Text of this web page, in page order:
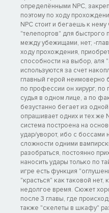
определёнными NPC,
поэтому по ходу
NPC стоит и бегаешь к
"телепортов" для
между убежищами, нет; -
ходу прохождения,
способности на выбор, аля
используются за счет
главный герой неимоверно
по профессии он хирург, по
судья в одном лице, а по
безустанно бегает из
опрашивает одних и тех же
система построена на
удар/уворот, ибо с боссами
сложности одними
разобраться, постоянно
наносить удары только по
игре есть функция
"красться" как таковой нет,
недолгое время. Сюжет
после 3 главы, где
также "скелеты в шкафу"